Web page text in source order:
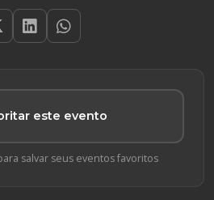
este evento
salvar seus eventos favoritos